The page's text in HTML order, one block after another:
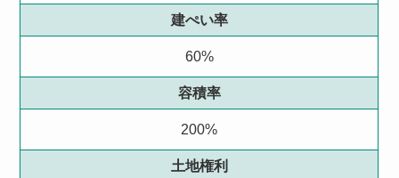
建ぺい率
60%
容積率
200%
土地権利